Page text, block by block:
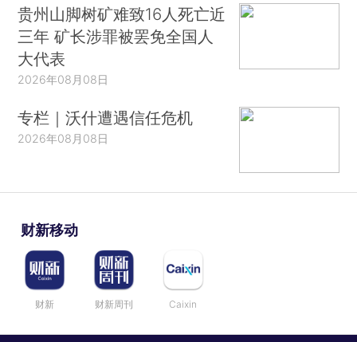
贵州山脚树矿难致16人死亡近
三年 矿长涉罪被罢免全国人
大代表
2026年08月08日
专栏｜沃什遭遇信任危机
2026年08月08日
财新移动
财新 财新周刊 Caixin